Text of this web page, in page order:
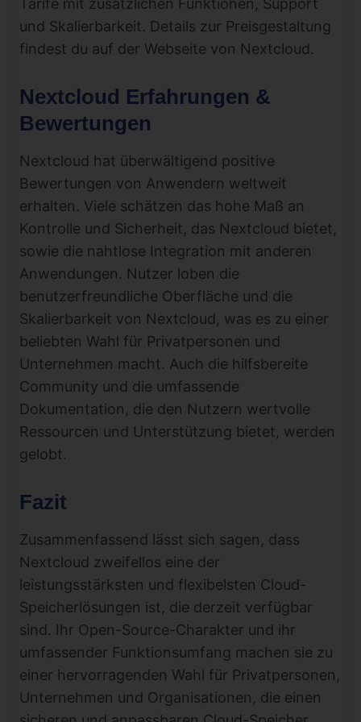
Tarife mit zusätzlichen Funktionen, Support
und Skalierbarkeit. Details zur Preisgestaltung
findest du auf der Webseite von Nextcloud.
Nextcloud Erfahrungen &
Bewertungen
Nextcloud hat überwältigend positive
Bewertungen von Anwendern weltweit
erhalten. Viele schätzen das hohe Maß an
Kontrolle und Sicherheit, das Nextcloud bietet,
sowie die nahtlose Integration mit anderen
Anwendungen. Nutzer loben die
benutzerfreundliche Oberfläche und die
Skalierbarkeit von Nextcloud, was es zu einer
beliebten Wahl für Privatpersonen und
Unternehmen macht. Auch die hilfsbereite
Community und die umfassende
Dokumentation, die den Nutzern wertvolle
Ressourcen und Unterstützung bietet, werden
gelobt.
Fazit
Zusammenfassend lässt sich sagen, dass
Nextcloud zweifellos eine der
leistungsstärksten und flexibelsten Cloud-
Speicherlösungen ist, die derzeit verfügbar
sind. Ihr Open-Source-Charakter und ihr
umfassender Funktionsumfang machen sie zu
einer hervorragenden Wahl für Privatpersonen,
Unternehmen und Organisationen, die einen